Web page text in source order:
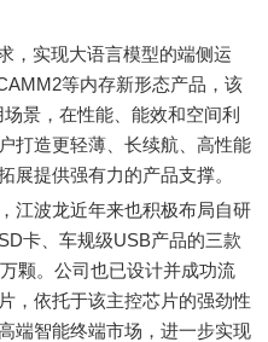
实现大语言模型的端侧运
等内存新形态产品，该
景，在性能、能效和空间利
打造更轻薄、长续航、高性能
展提供强有力的产品支撑。
波龙近年来也积极布局自研
卡、车规级USB产品的三款
颗。公司也已设计并成功流
，依托于该主控芯片的强劲性
端智能终端市场，进一步实现